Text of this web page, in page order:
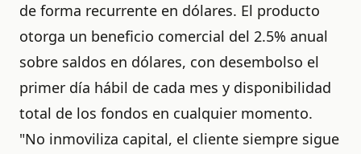
de forma recurrente en dólares. El producto
otorga un beneficio comercial del 2.5% anual
sobre saldos en dólares, con desembolso el
primer día hábil de cada mes y disponibilidad
total de los fondos en cualquier momento.
"No inmoviliza capital, el cliente siempre sigue